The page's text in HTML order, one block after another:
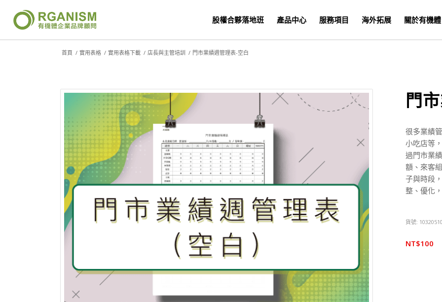
股權合夥落地班 產品中心 服務項目 海外拓展 關於有機體
首頁 / 實用表格 / 實用表格下載 / 店長與主管培訓 / 門市業績週管理表-空白
門
很多業績
小吃店等
過門市業
額、來客
子與時段
整、優化
貨號:
NT$100